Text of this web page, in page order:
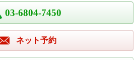
03-6804-7450
ネット予約